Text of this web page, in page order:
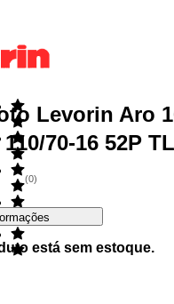
Levorin Aro
70-16 52P
(0)
está sem estoque.